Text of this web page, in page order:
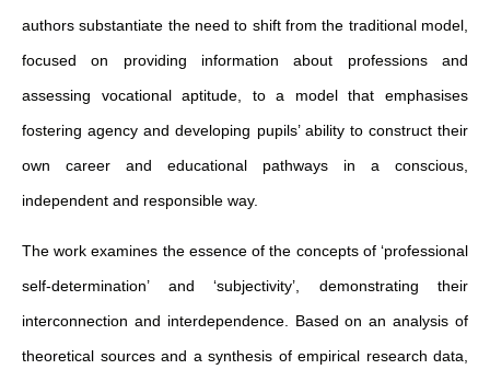
authors substantiate the need to shift from the traditional model,
focused on providing information about professions and
assessing vocational aptitude, to a model that emphasises
fostering agency and developing pupils’ ability to construct their
own career and educational pathways in a conscious,
independent and responsible way.
The work examines the essence of the concepts of ‘professional
self-determination’ and ‘subjectivity’, demonstrating their
interconnection and interdependence. Based on an analysis of
theoretical sources and a synthesis of empirical research data,